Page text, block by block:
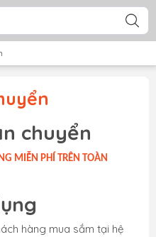
chuyển
MIỄN PHÍ TRÊN TOÀN
hàng mua sắm tại hệ